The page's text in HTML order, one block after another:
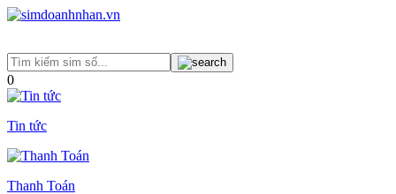
0
Tin tức
Thanh Toán